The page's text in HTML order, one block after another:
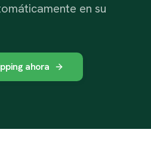
en su
ahora